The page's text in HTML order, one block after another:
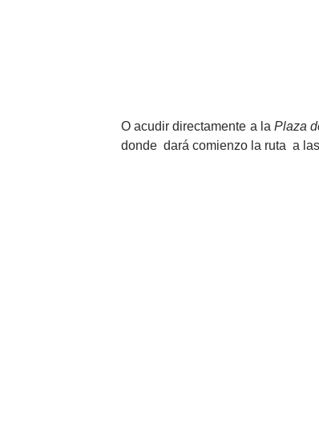
O acudir directamente a laPlaza
donde dará comienzo la ruta a